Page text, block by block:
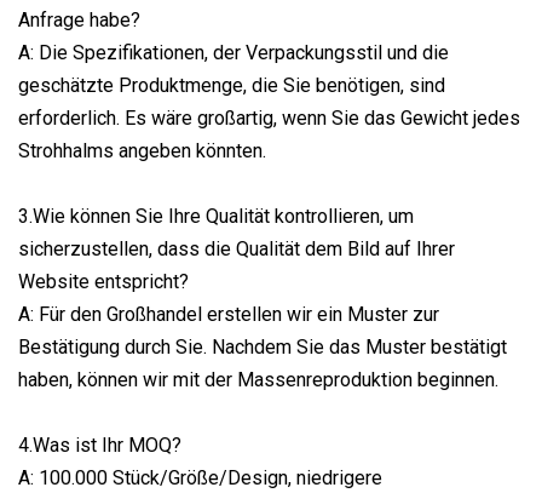
Anfrage habe?
A: Die Spezifikationen, der Verpackungsstil und die
geschätzte Produktmenge, die Sie benötigen, sind
erforderlich. Es wäre großartig, wenn Sie das Gewicht jedes
Strohhalms angeben könnten.
3.Wie können Sie Ihre Qualität kontrollieren, um
sicherzustellen, dass die Qualität dem Bild auf Ihrer
Website entspricht?
A: Für den Großhandel erstellen wir ein Muster zur
Bestätigung durch Sie. Nachdem Sie das Muster bestätigt
haben, können wir mit der Massenreproduktion beginnen.
4.Was ist Ihr MOQ?
A: 100.000 Stück/Größe/Design, niedrigere